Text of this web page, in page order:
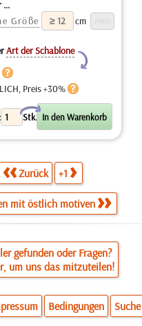
...
Größe
cm
Art der Schablone
Y
Preis +30%
Stk.
X
Zurück +1
mit östlich motiven
gefunden oder Fragen?
um uns das mitzuteilen!
Bedingungen Suche